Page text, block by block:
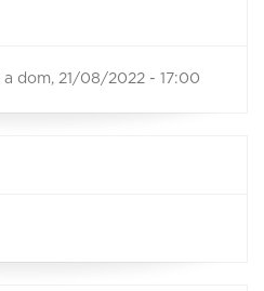
a dom, 21/08/2022 - 17:00